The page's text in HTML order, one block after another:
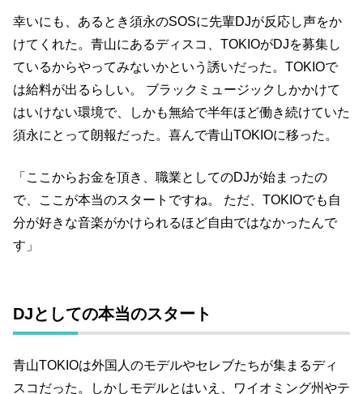
幸いにも、あるとき須永のSOSに先輩DJが反応し声をか
けてくれた。青山にあるディスコ、TOKIOがDJを募集し
ているからやってみないかという誘いだった。TOKIOで
は給料が出るらしい。 ブラックミュージックしかかけて
はいけない環境で、しかも無給で半年ほど働き続けていた
須永にとって朗報だった。喜んで青山TOKIOに移った。
「ここからお金を頂き、職業としてのDJが始まったの
で、ここが本当のスタートですね。 ただ、TOKIOでも自
分が好きな音楽がかけられるほど自由ではなかったんで
す」
DJとしての本当のスタート
青山TOKIOは外国人のモデルやセレブたちが集まるディ
スコだった。しかしモデルとはいえ、ワイオミング州やテ